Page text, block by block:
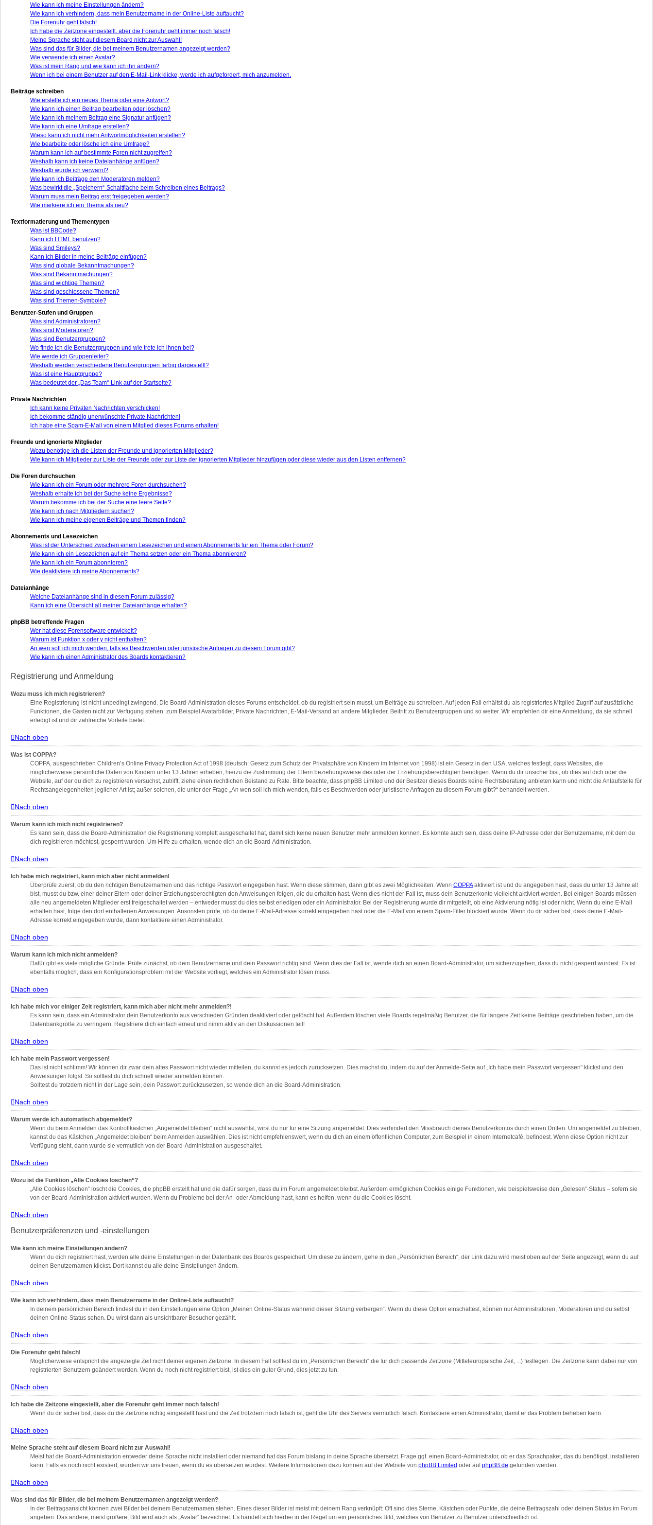
Wie kann ich meine Einstellungen ändern?
Wie kann ich verhindern, dass mein Benutzername in der Online-Liste auftaucht?
Die Forenuhr geht falsch!
Ich habe die Zeitzone eingestellt, aber die Forenuhr geht immer noch falsch!
Meine Sprache steht auf diesem Board nicht zur Auswahl!
Was sind das für Bilder, die bei meinem Benutzernamen angezeigt werden?
Wie verwende ich einen Avatar?
Was ist mein Rang und wie kann ich ihn ändern?
Wenn ich bei einem Benutzer auf den E-Mail-Link klicke, werde ich aufgefordert, mich anzumelden.
Beiträge schreiben
Wie erstelle ich ein neues Thema oder eine Antwort?
Wie kann ich einen Beitrag bearbeiten oder löschen?
Wie kann ich meinem Beitrag eine Signatur anfügen?
Wie kann ich eine Umfrage erstellen?
Wieso kann ich nicht mehr Antwortmöglichkeiten erstellen?
Wie bearbeite oder lösche ich eine Umfrage?
Warum kann ich auf bestimmte Foren nicht zugreifen?
Weshalb kann ich keine Dateianhänge anfügen?
Weshalb wurde ich verwarnt?
Wie kann ich Beiträge den Moderatoren melden?
Was bewirkt die „Speichern“-Schaltfläche beim Schreiben eines Beitrags?
Warum muss mein Beitrag erst freigegeben werden?
Wie markiere ich ein Thema als neu?
Textformatierung und Thementypen
Was ist BBCode?
Kann ich HTML benutzen?
Was sind Smileys?
Kann ich Bilder in meine Beiträge einfügen?
Was sind globale Bekanntmachungen?
Was sind Bekanntmachungen?
Was sind wichtige Themen?
Was sind geschlossene Themen?
Was sind Themen-Symbole?
Benutzer-Stufen und Gruppen
Was sind Administratoren?
Was sind Moderatoren?
Was sind Benutzergruppen?
Wo finde ich die Benutzergruppen und wie trete ich ihnen bei?
Wie werde ich Gruppenleiter?
Weshalb werden verschiedene Benutzergruppen farbig dargestellt?
Was ist eine Hauptgruppe?
Was bedeutet der „Das Team“-Link auf der Startseite?
Private Nachrichten
Ich kann keine Privaten Nachrichten verschicken!
Ich bekomme ständig unerwünschte Private Nachrichten!
Ich habe eine Spam-E-Mail von einem Mitglied dieses Forums erhalten!
Freunde und ignorierte Mitglieder
Wozu benötige ich die Listen der Freunde und ignorierten Mitglieder?
Wie kann ich Mitglieder zur Liste der Freunde oder zur Liste der ignorierten Mitglieder hinzufügen oder diese wieder aus den Listen entfernen?
Die Foren durchsuchen
Wie kann ich ein Forum oder mehrere Foren durchsuchen?
Weshalb erhalte ich bei der Suche keine Ergebnisse?
Warum bekomme ich bei der Suche eine leere Seite?
Wie kann ich nach Mitgliedern suchen?
Wie kann ich meine eigenen Beiträge und Themen finden?
Abonnements und Lesezeichen
Was ist der Unterschied zwischen einem Lesezeichen und einem Abonnements für ein Thema oder Forum?
Wie kann ich ein Lesezeichen auf ein Thema setzen oder ein Thema abonnieren?
Wie kann ich ein Forum abonnieren?
Wie deaktiviere ich meine Abonnements?
Dateianhänge
Welche Dateianhänge sind in diesem Forum zulässig?
Kann ich eine Übersicht all meiner Dateianhänge erhalten?
phpBB betreffende Fragen
Wer hat diese Forensoftware entwickelt?
Warum ist Funktion x oder y nicht enthalten?
An wen soll ich mich wenden, falls es Beschwerden oder juristische Anfragen zu diesem Forum gibt?
Wie kann ich einen Administrator des Boards kontaktieren?
Registrierung und Anmeldung
Wozu muss ich mich registrieren?
Eine Registrierung ist nicht unbedingt zwingend. Die Board-Administration dieses Forums entscheidet, ob du registriert sein musst, um Beiträge zu schreiben. Auf jeden Fall erhältst du als registriertes Mitglied Zugriff auf zusätzliche
Funktionen, die Gästen nicht zur Verfügung stehen: zum Beispiel Avatarbilder, Private Nachrichten, E-Mail-Versand an andere Mitglieder, Beitritt zu Benutzergruppen und so weiter. Wir empfehlen dir eine Anmeldung, da sie schnell
erledigt ist und dir zahlreiche Vorteile bietet.
Nach oben
Was ist COPPA?
COPPA, ausgeschrieben Children’s Online Privacy Protection Act of 1998 (deutsch: Gesetz zum Schutz der Privatsphäre von Kindern im Internet von 1998) ist ein Gesetz in den USA, welches festlegt, dass Websites, die
möglicherweise persönliche Daten von Kindern unter 13 Jahren erheben, hierzu die Zustimmung der Eltern beziehungsweise des oder der Erziehungsberechtigten benötigen. Wenn du dir unsicher bist, ob dies auf dich oder die
Website, auf der du dich zu registrieren versuchst, zutrifft, ziehe einen rechtlichen Beistand zu Rate. Bitte beachte, dass phpBB Limited und der Besitzer dieses Boards keine Rechtsberatung anbieten kann und nicht die Anlaufstelle für
Rechtsangelegenheiten jeglicher Art ist; außer solchen, die unter der Frage „An wen soll ich mich wenden, falls es Beschwerden oder juristische Anfragen zu diesem Forum gibt?“ behandelt werden.
Nach oben
Warum kann ich mich nicht registrieren?
Es kann sein, dass die Board-Administration die Registrierung komplett ausgeschaltet hat, damit sich keine neuen Benutzer mehr anmelden können. Es könnte auch sein, dass deine IP-Adresse oder der Benutzername, mit dem du
dich registrieren möchtest, gesperrt wurden. Um Hilfe zu erhalten, wende dich an die Board-Administration.
Nach oben
Ich habe mich registriert, kann mich aber nicht anmelden!
Überprüfe zuerst, ob du den richtigen Benutzernamen und das richtige Passwort eingegeben hast. Wenn diese stimmen, dann gibt es zwei Möglichkeiten. Wenn COPPAaktiviert ist und du angegeben hast, dass du unter 13 Jahre alt
bist, musst du bzw. einer deiner Eltern oder deiner Erziehungsberechtigten den Anweisungen folgen, die du erhalten hast. Wenn dies nicht der Fall ist, muss dein Benutzerkonto vielleicht aktiviert werden. Bei einigen Boards müssen
alle neu angemeldeten Mitglieder erst freigeschaltet werden – entweder musst du dies selbst erledigen oder ein Administrator. Bei der Registrierung wurde dir mitgeteilt, ob eine Aktivierung nötig ist oder nicht. Wenn du eine E-Mail
erhalten hast, folge den dort enthaltenen Anweisungen. Ansonsten prüfe, ob du deine E-Mail-Adresse korrekt eingegeben hast oder die E-Mail von einem Spam-Filter blockiert wurde. Wenn du dir sicher bist, dass deine E-Mail-
Adresse korrekt eingegeben wurde, dann kontaktiere einen Administrator.
Nach oben
Warum kann ich mich nicht anmelden?
Dafür gibt es viele mögliche Gründe. Prüfe zunächst, ob dein Benutzername und dein Passwort richtig sind. Wenn dies der Fall ist, wende dich an einen Board-Administrator, um sicherzugehen, dass du nicht gesperrt wurdest. Es ist
ebenfalls möglich, dass ein Konfigurationsproblem mit der Website vorliegt, welches ein Administrator lösen muss.
Nach oben
Ich habe mich vor einiger Zeit registriert, kann mich aber nicht mehr anmelden?!
Es kann sein, dass ein Administrator dein Benutzerkonto aus verschieden Gründen deaktiviert oder gelöscht hat. Außerdem löschen viele Boards regelmäßig Benutzer, die für längere Zeit keine Beiträge geschrieben haben, um die
Datenbankgröße zu verringern. Registriere dich einfach erneut und nimm aktiv an den Diskussionen teil!
Nach oben
Ich habe mein Passwort vergessen!
Das ist nicht schlimm! Wir können dir zwar dein altes Passwort nicht wieder mitteilen, du kannst es jedoch zurücksetzen. Dies machst du, indem du auf der Anmelde-Seite auf „Ich habe mein Passwort vergessen“ klickst und den
Anweisungen folgst. So solltest du dich schnell wieder anmelden können.
Solltest du trotzdem nicht in der Lage sein, dein Passwort zurückzusetzen, so wende dich an die Board-Administration.
Nach oben
Warum werde ich automatisch abgemeldet?
Wenn du beim Anmelden das Kontrollkästchen „Angemeldet bleiben“ nicht auswählst, wirst du nur für eine Sitzung angemeldet. Dies verhindert den Missbrauch deines Benutzerkontos durch einen Dritten. Um angemeldet zu bleiben,
kannst du das Kästchen „Angemeldet bleiben“ beim Anmelden auswählen. Dies ist nicht empfehlenswert, wenn du dich an einem öffentlichen Computer, zum Beispiel in einem Internetcafé, befindest. Wenn diese Option nicht zur
Verfügung steht, dann wurde sie vermutlich von der Board-Administration ausgeschaltet.
Nach oben
Wozu ist die Funktion „Alle Cookies löschen“?
„Alle Cookies löschen“ löscht die Cookies, die phpBB erstellt hat und die dafür sorgen, dass du im Forum angemeldet bleibst. Außerdem ermöglichen Cookies einige Funktionen, wie beispielsweise den „Gelesen“-Status – sofern sie
von der Board-Administration aktiviert wurden. Wenn du Probleme bei der An- oder Abmeldung hast, kann es helfen, wenn du die Cookies löscht.
Nach oben
Benutzerpräferenzen und -einstellungen
Wie kann ich meine Einstellungen ändern?
Wenn du dich registriert hast, werden alle deine Einstellungen in der Datenbank des Boards gespeichert. Um diese zu ändern, gehe in den „Persönlichen Bereich“; der Link dazu wird meist oben auf der Seite angezeigt, wenn du auf
deinen Benutzernamen klickst. Dort kannst du alle deine Einstellungen ändern.
Nach oben
Wie kann ich verhindern, dass mein Benutzername in der Online-Liste auftaucht?
In deinem persönlichen Bereich findest du in den Einstellungen eine Option „Meinen Online-Status während dieser Sitzung verbergen“. Wenn du diese Option einschaltest, können nur Administratoren, Moderatoren und du selbst
deinen Online-Status sehen. Du wirst dann als unsichtbarer Besucher gezählt.
Nach oben
Die Forenuhr geht falsch!
Möglicherweise entspricht die angezeigte Zeit nicht deiner eigenen Zeitzone. In diesem Fall solltest du im „Persönlichen Bereich“ die für dich passende Zeitzone (Mitteleuropäische Zeit, ...) festlegen. Die Zeitzone kann dabei nur von
registrierten Benutzern geändert werden. Wenn du noch nicht registriert bist, ist dies ein guter Grund, dies jetzt zu tun.
Nach oben
Ich habe die Zeitzone eingestellt, aber die Forenuhr geht immer noch falsch!
Wenn du dir sicher bist, dass du die Zeitzone richtig eingestellt hast und die Zeit trotzdem noch falsch ist, geht die Uhr des Servers vermutlich falsch. Kontaktiere einen Administrator, damit er das Problem beheben kann.
Nach oben
Meine Sprache steht auf diesem Board nicht zur Auswahl!
Meist hat die Board-Administration entweder deine Sprache nicht installiert oder niemand hat das Forum bislang in deine Sprache übersetzt. Frage ggf. einen Board-Administrator, ob er das Sprachpaket, das du benötigst, installieren
kann. Falls es noch nicht existiert, würden wir uns freuen, wenn du es übersetzen würdest. Weitere Informationen dazu können auf der Website von phpBB Limited oder aufphpBB.de gefunden werden.
Nach oben
Was sind das für Bilder, die bei meinem Benutzernamen angezeigt werden?
In der Beitragsansicht können zwei Bilder bei deinem Benutzernamen stehen. Eines dieser Bilder ist meist mit deinem Rang verknüpft: Oft sind dies Sterne, Kästchen oder Punkte, die deine Beitragszahl oder deinen Status im Forum
angeben. Das andere, meist größere, Bild wird auch als „Avatar“ bezeichnet. Es handelt sich hierbei in der Regel um ein persönliches Bild, welches von Benutzer zu Benutzer unterschiedlich ist.